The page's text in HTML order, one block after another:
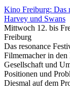
Kino Freiburg: Das
Harvey und Swans
Mittwoch 12. bis
Freiburg
Das resonance
Filmemacher in
Gesellschaft und
Positionen und
Diesmal auf dem